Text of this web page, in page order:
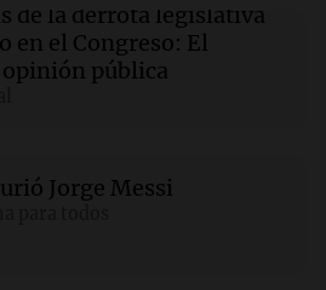
millonario a la
la conectividad
digital con Jujuy
de la derrota legislativa
en el Congreso: El
pública
Jorge Messi